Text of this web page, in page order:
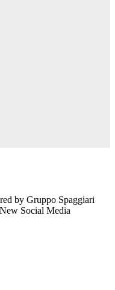
by Gruppo Spaggiari
Social Media